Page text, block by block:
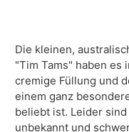
Die kleinen,
"Tim Tams" haben es
cremige Füllung und
einem ganz
beliebt ist. Leider
unbekannt und